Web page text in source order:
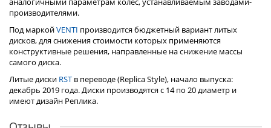
производителями.
Под маркойVENTI производится бюджетный вариант литых
дисков, для снижения стоимости которых применяются
конструктивные решения, направленные на снижение массы
самого диска.
Литые диски RST в переводе (Replica Style), начало выпуска:
декабрь 2019 года. Диски производятся с 14 по 20 диаметр и
имеют дизайн Реплика.